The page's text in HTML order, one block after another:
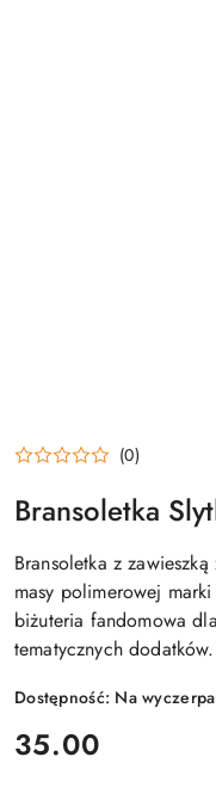
(0)
Bransoletka
Bransoletka z
masy polimerowej
biżuteria fandomowa
tematycznych dodatków.
Dostępność: Na
cena:
35.00